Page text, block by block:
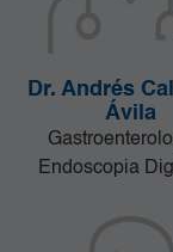
Dr. Andrés
Ávila
Endoscopia